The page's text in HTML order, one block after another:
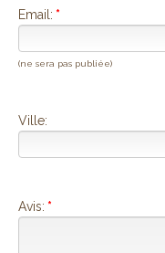
Email: *
(ne sera pas publiée)
Ville:
Avis: *